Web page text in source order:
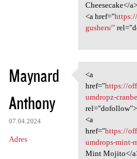
Cheesecake</a>
<a href="
gushers/"
Maynard
Anthony
07.04.2024
Adres
<a
<a
href="https://
umdropz-
<a
href="https://
umdrops-mint-
Mint Mojito</